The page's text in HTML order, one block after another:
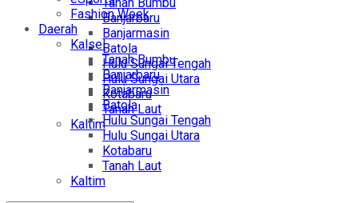
Tanah Bumbu
Banjarbaru
Banjarmasin
Batola
Hulu Sungai Tengah
Hulu Sungai Utara
Kotabaru
Tanah Laut
Kaltim
Fashion Week
Daerah
Kalsel
Tanah Bumbu
Banjarbaru
Banjarmasin
Batola
Hulu Sungai Tengah
Hulu Sungai Utara
Kotabaru
Tanah Laut
Kaltim